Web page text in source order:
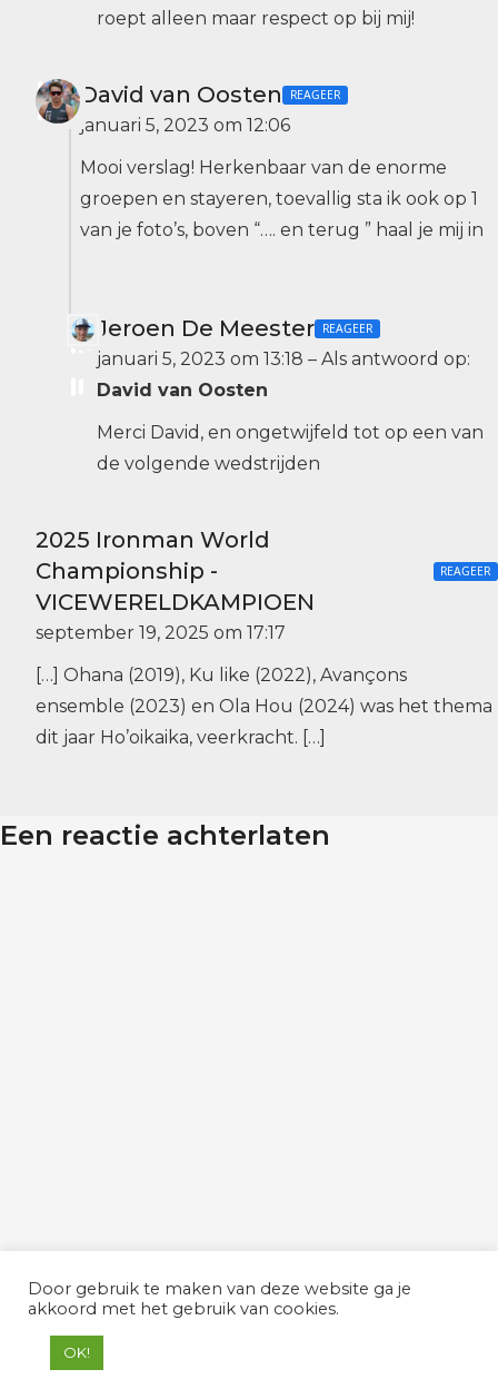
roept alleen maar respect op bij mij!
David van Oosten REAGEER
januari 5, 2023 om 12:06
Mooi verslag! Herkenbaar van de enorme
groepen en stayeren, toevallig sta ik ook op 1
van je foto’s, boven “…. en terug ” haal je mij in
Jeroen De Meester REAGEER
januari 5, 2023 om 13:18 – Als antwoord op:
David van Oosten
Merci David, en ongetwijfeld tot op een van
de volgende wedstrijden
2025 Ironman World
Championship -
VICEWERELDKAMPIOEN
REAGEER
september 19, 2025 om 17:17
[…] Ohana (2019), Ku like (2022), Avançons
ensemble (2023) en Ola Hou (2024) was het thema
dit jaar Ho’oikaika, veerkracht. […]
Een reactie achterlaten
Door gebruik te maken van deze website ga je
akkoord met het gebruik van cookies.
OK!